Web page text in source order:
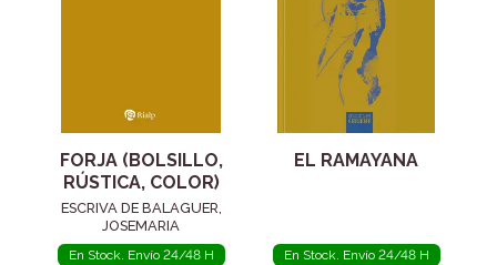
FORJA (BOLSILLO,
RÚSTICA, COLOR)
ESCRIVA DE BALAGUER,
JOSEMARIA
En Stock. Envío 24/48 H
EL RAMAYANA
En Stock. Envío 24/48 H